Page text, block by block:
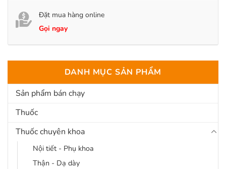
Đặt mua hàng online
Gọi ngay
DANH MỤC SẢN PHẨM
Sản phẩm bán chạy
Thuốc
Thuốc chuyên khoa
Nội tiết - Phụ khoa
Thận - Dạ dày